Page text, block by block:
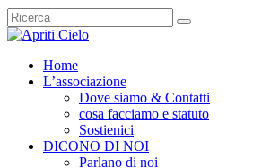
Home
L’associazione
Dove siamo & Contatti
cosa facciamo e statuto
Sostienici
DICONO DI NOI
Parlano di noi